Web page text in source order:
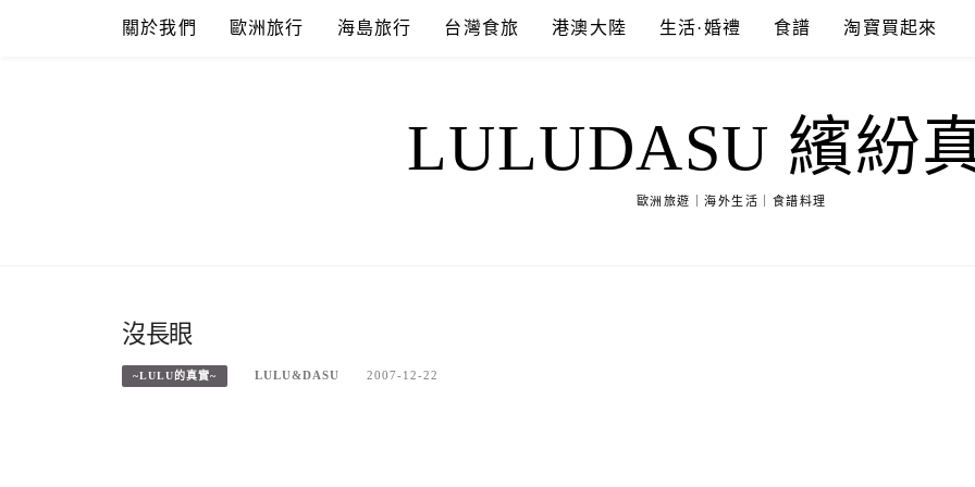
關於我們 歐洲旅行 海島旅行 台灣食旅 港澳大陸 生活·婚禮 食譜 淘寶買起來
LULUDASU 繽紛
歐洲旅遊｜海外生活｜食譜料理
沒長眼
~LULU的真實~ LULU&DASU 2007-12-22